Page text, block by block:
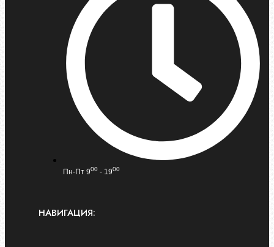
Пн-Пт 900 - 1900
НАВИГАЦИЯ: